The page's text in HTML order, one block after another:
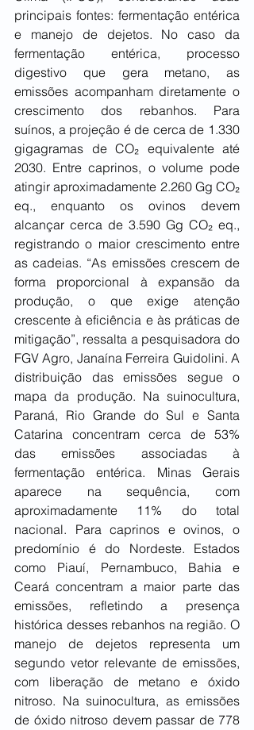
principais fontes: fermentação entérica
e manejo de dejetos. No caso da
fermentação entérica, processo
digestivo que gera metano, as
emissões acompanham diretamente o
crescimento dos rebanhos. Para
suínos, a projeção é de cerca de 1.330
gigagramas de CO₂ equivalente até
2030. Entre caprinos, o volume pode
atingir aproximadamente 2.260 Gg CO₂
eq., enquanto os ovinos devem
alcançar cerca de 3.590 Gg CO₂ eq.,
registrando o maior crescimento entre
as cadeias. “As emissões crescem de
forma proporcional à expansão da
produção, o que exige atenção
crescente à eficiência e às práticas de
mitigação”, ressalta a pesquisadora do
FGV Agro, Janaína Ferreira Guidolini. A
distribuição das emissões segue o
mapa da produção. Na suinocultura,
Paraná, Rio Grande do Sul e Santa
Catarina concentram cerca de 53%
das emissões associadas à
fermentação entérica. Minas Gerais
aparece na sequência, com
aproximadamente 11% do total
nacional. Para caprinos e ovinos, o
predomínio é do Nordeste. Estados
como Piauí, Pernambuco, Bahia e
Ceará concentram a maior parte das
emissões, refletindo a presença
histórica desses rebanhos na região. O
manejo de dejetos representa um
segundo vetor relevante de emissões,
com liberação de metano e óxido
nitroso. Na suinocultura, as emissões
de óxido nitroso devem passar de 778